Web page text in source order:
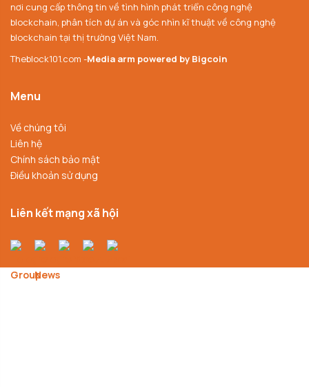
nơi cung cấp thông tin về tình hình phát triển công nghệ
blockchain, phân tích dự án và góc nhìn kĩ thuật về công nghệ
blockchain tại thị trường Việt Nam.
Theblock101.com -Media arm powered by Bigcoin
Menu
Về chúng tôi
Liên hệ
Chính sách bảo mật
Điều khoản sử dụng
Liên kết mạng xã hội